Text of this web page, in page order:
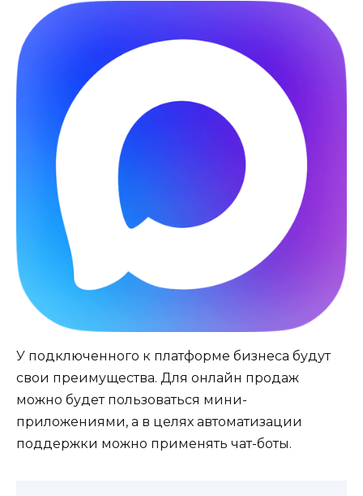
У подключенного к платформе бизнеса будут
свои преимущества. Для онлайн продаж
можно будет пользоваться мини-
приложениями, а в целях автоматизации
поддержки можно применять чат-боты.